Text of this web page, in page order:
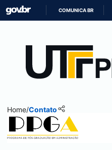
COMUNICA BR
Home/Contato
PPGA-CT